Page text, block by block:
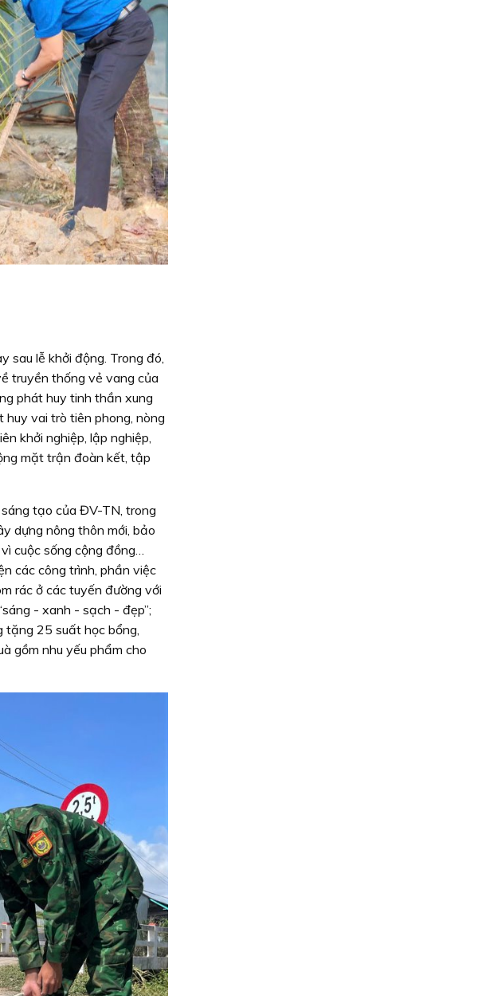
sau lễ khởi động. Trong đó,
truyền thống vẻ vang của
phát huy tinh thần xung
vai trò tiên phong, nòng
khởi nghiệp, lập nghiệp,
mặt trận đoàn kết, tập
tạo của ĐV-TN, trong
dựng nông thôn mới, bảo
cuộc sống cộng đồng…
các công trình, phần việc
rác ở các tuyến đường với
- xanh - sạch - đẹp”;
tặng 25 suất học bổng,
gồm nhu yếu phẩm cho